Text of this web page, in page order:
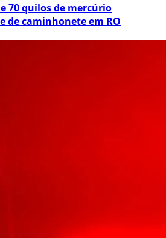
70 quilos de mercúrio
de caminhonete em RO